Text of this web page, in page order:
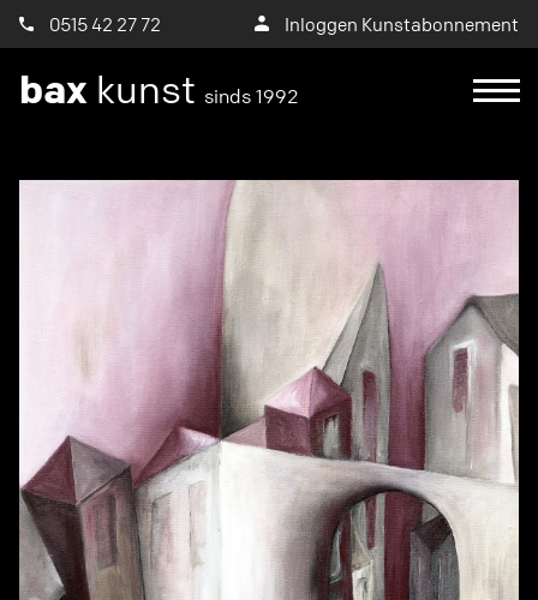
0515 42 27 72 Inloggen Kunstabonnement
bax kunst sinds 1992